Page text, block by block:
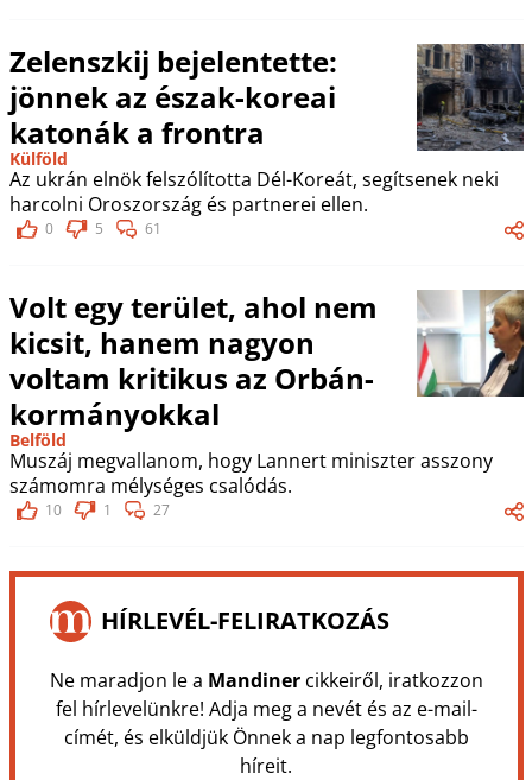
Zelenszkij bejelentette:
jönnek az észak-koreai
katonák a frontra
Külföld
Az ukrán elnök felszólította Dél-Koreát, segítsenek neki
harcolni Oroszország és partnerei ellen.
0 5 61
Volt egy terület, ahol nem
kicsit, hanem nagyon
voltam kritikus az Orbán-
kormányokkal
Belföld
Muszáj megvallanom, hogy Lannert miniszter asszony
számomra mélységes csalódás.
10 1 27
HÍRLEVÉL-FELIRATKOZÁS
Ne maradjon le a Mandinercikkeiről, iratkozzon
fel hírlevelünkre! Adja meg a nevét és az e-mail-
címét, és elküldjük Önnek a nap legfontosabb
híreit.